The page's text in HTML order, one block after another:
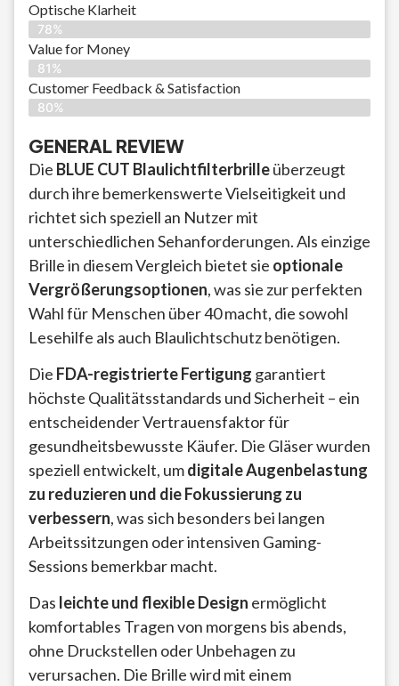
Optische Klarheit
78%
Value for Money
81%
Customer Feedback & Satisfaction​
80%
GENERAL REVIEW
Die BLUE CUT Blaulichtfilterbrilleüberzeugt
durch ihre bemerkenswerte Vielseitigkeit und
richtet sich speziell an Nutzer mit
unterschiedlichen Sehanforderungen. Als einzige
Brille in diesem Vergleich bietet sie optionale
Vergrößerungsoptionen, was sie zur perfekten
Wahl für Menschen über 40 macht, die sowohl
Lesehilfe als auch Blaulichtschutz benötigen.
Die FDA-registrierte Fertigung garantiert
höchste Qualitätsstandards und Sicherheit – ein
entscheidender Vertrauensfaktor für
gesundheitsbewusste Käufer. Die Gläser wurden
speziell entwickelt, umdigitale Augenbelastung
zu reduzieren und die Fokussierung zu
verbessern, was sich besonders bei langen
Arbeitssitzungen oder intensiven Gaming-
Sessions bemerkbar macht.
Das leichte und flexible Design ermöglicht
komfortables Tragen von morgens bis abends,
ohne Druckstellen oder Unbehagen zu
verursachen. Die Brille wird mit einem